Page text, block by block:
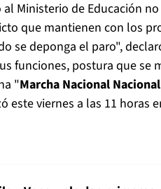
Ministerio de Educación
que mantienen con los
se deponga el paro",
funciones, postura que se
"Marcha Nacional
este viernes a las 11 horas